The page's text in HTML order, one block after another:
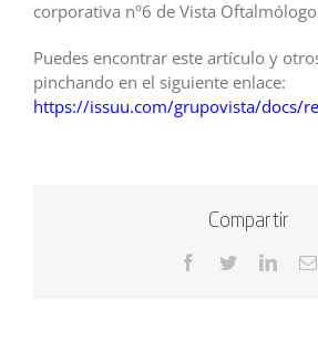
corporativa nº6 de Vista
Puedes encontrar este artículo y
pinchando en el siguiente enlace:
https://issuu.com/grupovista/docs/
Compartir
Facebook
Twitter